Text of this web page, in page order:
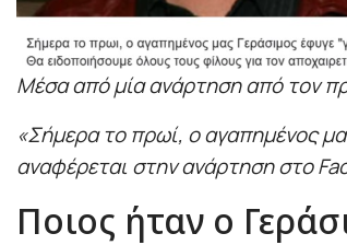
Μέσα από μία ανάρτηση από τον
«Σήμερα το πρωί, ο αγαπημένος
αναφέρεται στην ανάρτηση στο
Ποιος ήταν ο